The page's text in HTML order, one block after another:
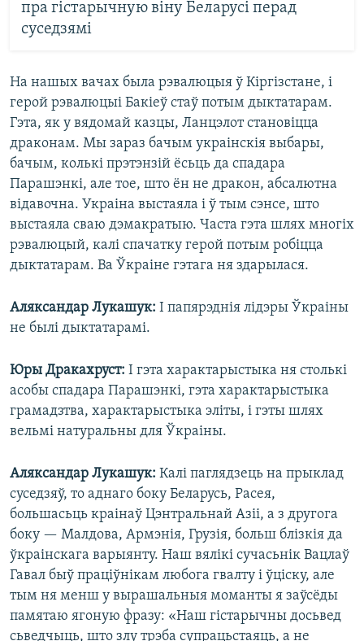
пра гістарычную віну Беларусі перад
суседзямі
На нашых вачах была рэвалюцыя ў Кіргізстане, і
герой рэвалюцыі Бакіеў стаў потым дыктатарам.
Гэта, як у вядомай казцы, Ланцэлот становіцца
драконам. Мы зараз бачым украінскія выбары,
бачым, колькі прэтэнзій ёсьць да спадара
Парашэнкі, але тое, што ён не дракон, абсалютна
відавочна. Украіна выстаяла і ў тым сэнсе, што
выстаяла сваю дэмакратыю. Часта гэта шлях многіх
рэвалюцый, калі спачатку герой потым робіцца
дыктатарам. Ва Ўкраіне гэтага ня здарылася.
Аляксандар Лукашук: І папярэднія лідэры Ўкраіны
не былі дыктатарамі.
Юры Дракахруст: І гэта характарыстыка ня столькі
асобы спадара Парашэнкі, гэта характарыстыка
грамадзтва, характарыстыка эліты, і гэты шлях
вельмі натуральны для Ўкраіны.
Аляксандар Лукашук: Калі паглядзець на прыклад
суседзяў, то аднаго боку Беларусь, Расея,
большасьць краінаў Цэнтральнай Азіі, а з другога
боку — Малдова, Армэнія, Грузія, больш блізкія да
ўкраінскага варыянту. Наш вялікі сучасьнік Вацлаў
Гавал быў праціўнікам любога гвалту і ўціску, але
тым ня менш у вырашальныя моманты я заўсёды
памятаю ягоную фразу: «Наш гістарычны досьвед
сьведчыць, што злу трэба супрацьстаяць, а не